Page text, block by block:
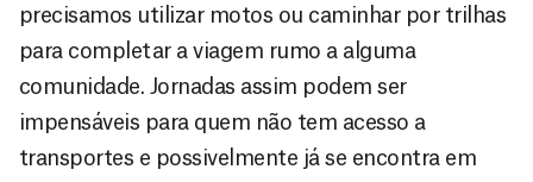
precisamos utilizar motos ou caminhar por trilhas
para completar a viagem rumo a alguma
comunidade. Jornadas assim podem ser
impensáveis para quem não tem acesso a
transportes e possivelmente já se encontra em